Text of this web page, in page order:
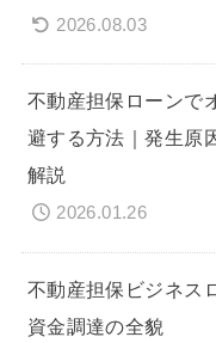
2026.08.03
不動産担保ローンで
避する方法｜発生原
解説
2026.01.26
不動産担保ビジネス
資金調達の全貌